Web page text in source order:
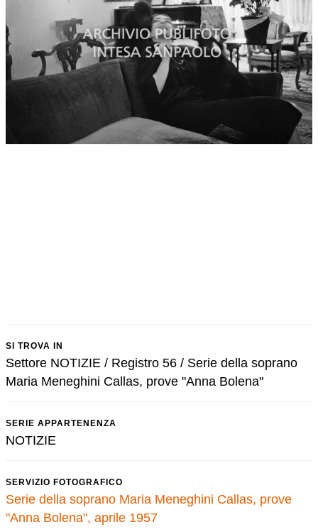
SI TROVA IN
Settore NOTIZIE / Registro 56 / Serie della soprano
Maria Meneghini Callas, prove "Anna Bolena"
SERIE APPARTENENZA
NOTIZIE
SERVIZIO FOTOGRAFICO
Serie della soprano Maria Meneghini Callas, prove
"Anna Bolena", aprile 1957